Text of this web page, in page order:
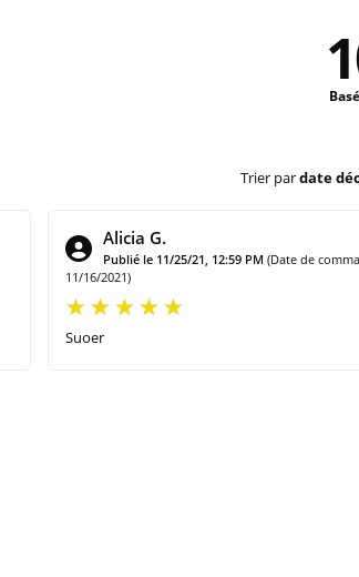
Trier pardate
Alicia G.
Publié le 11/25/21, 12:59 PM (Date de
11/16/2021)
Suoer